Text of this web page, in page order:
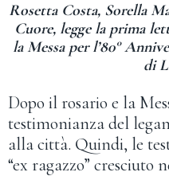
Rosetta Costa, Sorella
Cuore, legge la prima
la Messa per l’80°
di
Dopo il rosario e la
testimonianza del
alla città. Quindi, le
“ex ragazzo” cresciuto